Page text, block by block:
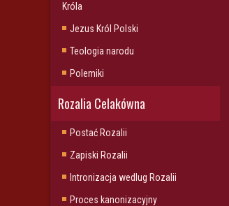
Króla
Jezus Król Polski
Teologia narodu
Polemiki
Rozalia Celakówna
Postać Rozalii
Zapiski Rozalii
Intronizacja wedlug Rozalii
Proces kanonizacyjny